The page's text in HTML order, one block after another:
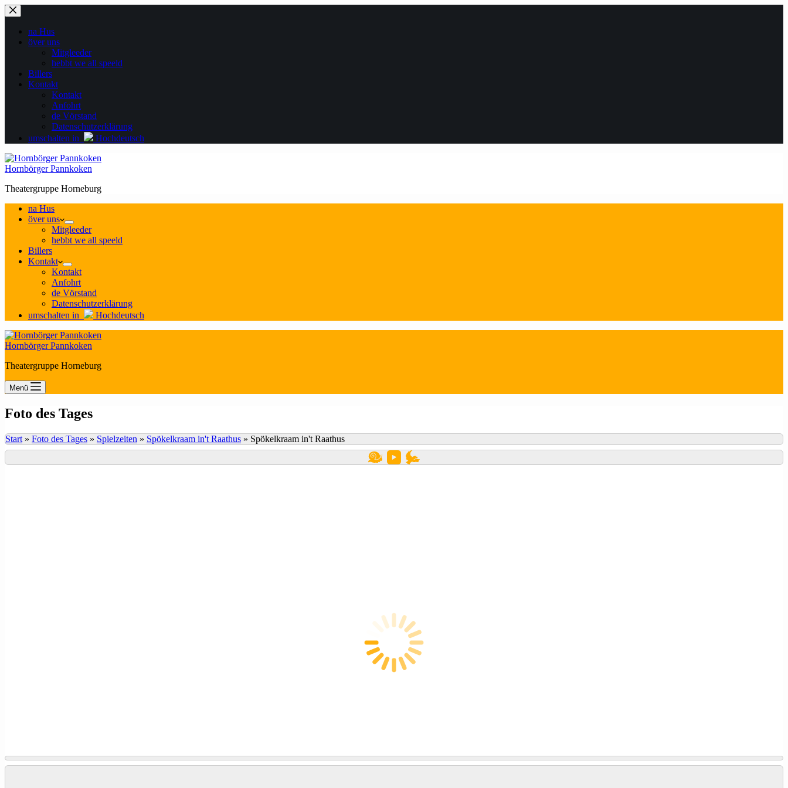
Zum
Inhalt
springenna Hus
över uns
Mitgleeder
hebbt we all speeld
Billers
Kontakt
Kontakt
Anfohrt
de Vörstand
Datenschutzerklärung
umschalten in
Hochdeutsch
Hornbörger Pannkoken
Theatergruppe Horneburg
na Hus
över uns
Mitgleeder
hebbt we all speeld
Billers
Kontakt
Kontakt
Anfohrt
de Vörstand
Datenschutzerklärung
umschalten in
Hochdeutsch
Hornbörger Pannkoken
Theatergruppe Horneburg
Menü
Foto des Tages
Start » Foto des Tages » Spielzeiten » Spökelkraam in't Raathus » Spökelkraam in't Raathus